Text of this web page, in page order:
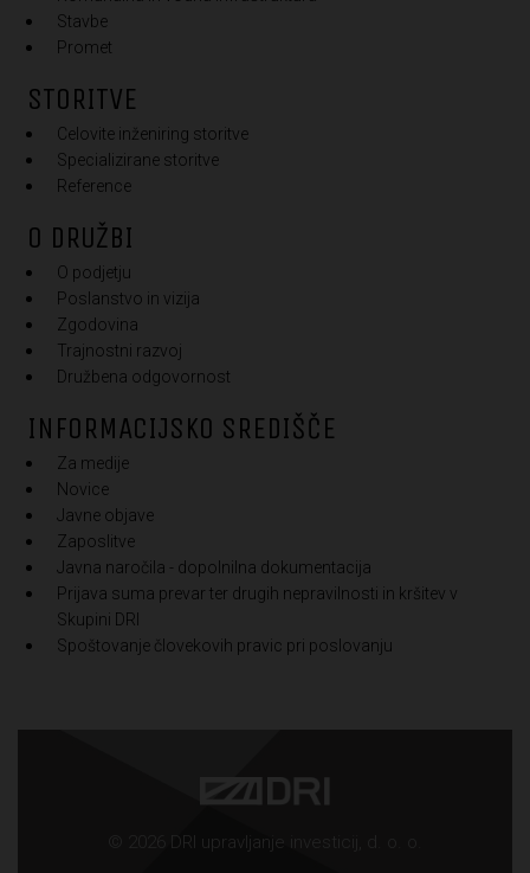
Stavbe
Promet
STORITVE
Celovite inženiring storitve
Specializirane storitve
Reference
O DRUŽBI
O podjetju
Poslanstvo in vizija
Zgodovina
Trajnostni razvoj
Družbena odgovornost
INFORMACIJSKO SREDIŠČE
Za medije
Novice
Javne objave
Zaposlitve
Javna naročila - dopolnilna dokumentacija
Prijava suma prevar ter drugih nepravilnosti in kršitev v
Skupini DRI
Spoštovanje človekovih pravic pri poslovanju
© 2026 DRI upravljanje investicij, d. o. o.